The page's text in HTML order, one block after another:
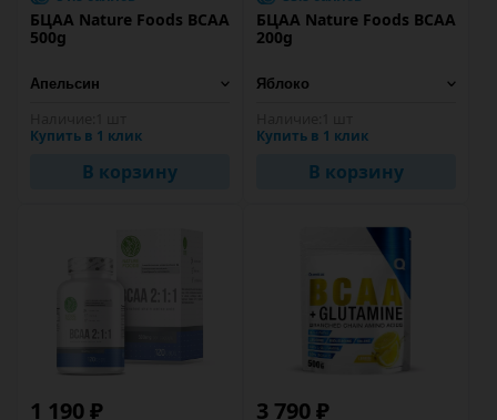
БЦАА Nature Foods BCAA
500g
Купить в 1 клик
В корзину
БЦАА Nature Foods BCAA
200g
Купить в 1 клик
В корзину
1 190 ₽ 3 790 ₽